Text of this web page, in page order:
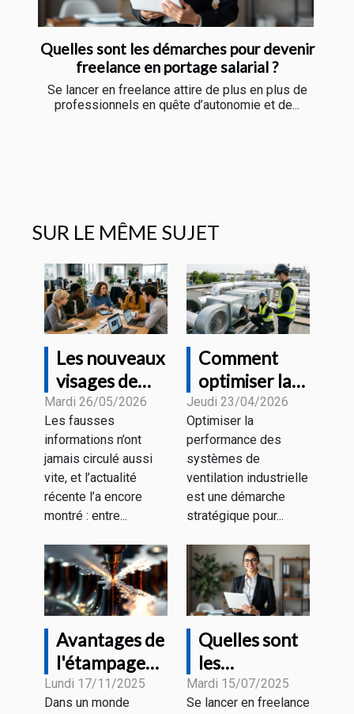
Quelles sont les démarches pour devenir
freelance en portage salarial ?
Se lancer en freelance attire de plus en plus de
professionnels en quête d’autonomie et de...
SUR LE MÊME SUJET
Les nouveaux
visages de
l'information
à l'heure des
fake news
Mardi 26/05/2026
Les fausses
informations n’ont
jamais circulé aussi
vite, et l’actualité
récente l’a encore
montré : entre...
Comment
optimiser la
performance
des systèmes
de ventilation
industrielle ?
Jeudi 23/04/2026
Optimiser la
performance des
systèmes de
ventilation industrielle
est une démarche
stratégique pour...
Avantages de
l'étampage
progressif
pour divers
Lundi 17/11/2025
Dans un monde
Quelles sont
les
démarches
pour devenir
Mardi 15/07/2025
Se lancer en freelance